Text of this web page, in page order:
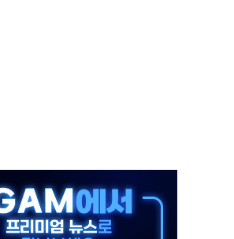
종
대로 목소리 내야"
속 국정"